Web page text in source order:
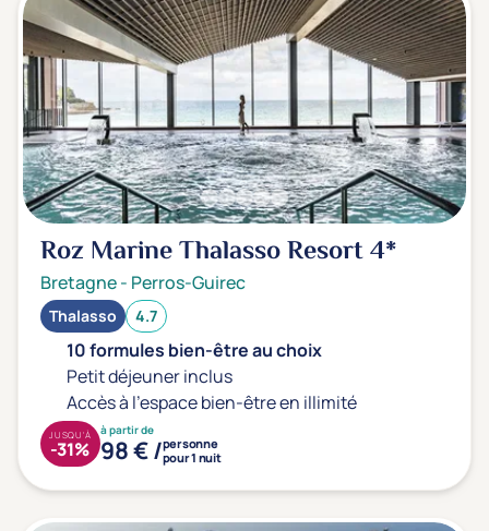
Roz Marine Thalasso Resort4*
Bretagne- Perros-Guirec
Thalasso 4.7
10 formules bien-être au choix
Petit déjeuner inclus
Accès à l'espace bien-être en illimité
à partir de
98 € /personne
pour 1 nuit
JUSQU'À
-31%